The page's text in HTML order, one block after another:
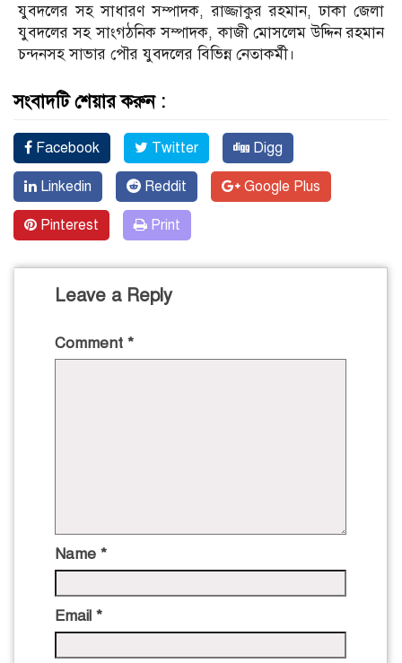
যুবদলের সহ সাধারণ সম্পাদক, রাজ্জাকুর রহমান, ঢাকা জেলা
যুবদলের সহ সাংগঠনিক সম্পাদক, কাজী মোসলেম উদ্দিন রহমান
চন্দনসহ সাভার পৌর যুবদলের বিভিন্ন নেতাকর্মী।
সংবাদটি শেয়ার করুন :
Facebook Twitter Digg
Linkedin Reddit Google Plus
Pinterest Print
Leave a Reply
Comment *
Name *
Email *